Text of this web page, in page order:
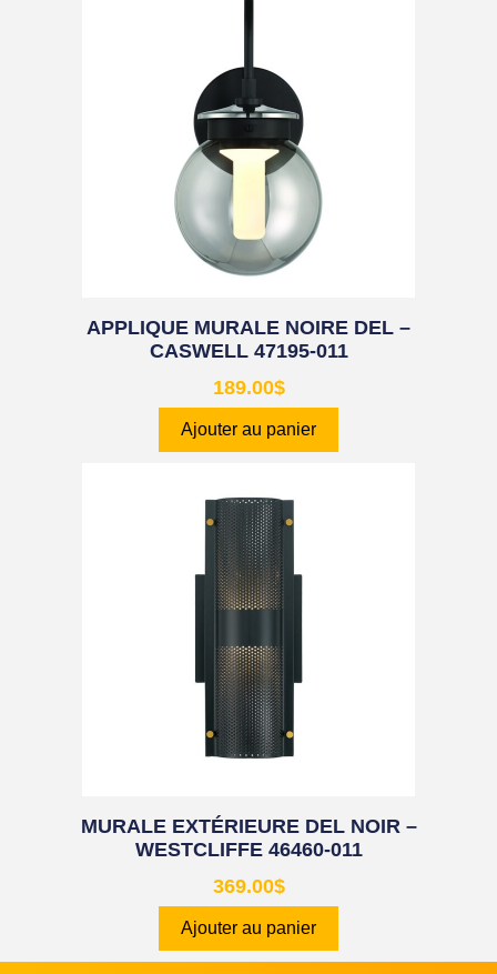
APPLIQUE MURALE NOIRE DEL –
CASWELL 47195-011
189.00$
Ajouter au panier
MURALE EXTÉRIEURE DEL NOIR –
WESTCLIFFE 46460-011
369.00$
Ajouter au panier